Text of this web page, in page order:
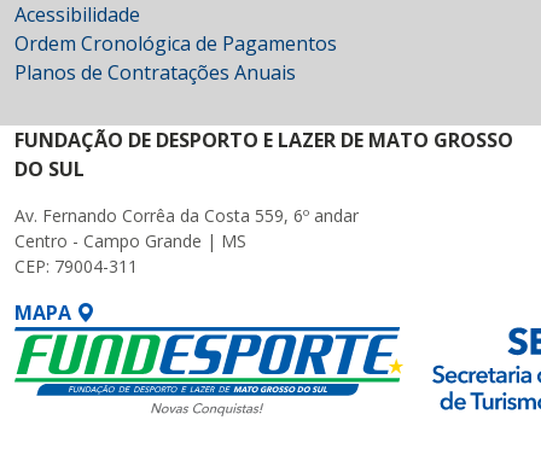
Acessibilidade
Ordem Cronológica de Pagamentos
Planos de Contratações Anuais
FUNDAÇÃO DE DESPORTO E LAZER DE MATO GROSSO
DO SUL
Av. Fernando Corrêa da Costa 559, 6º andar
Centro - Campo Grande | MS
CEP: 79004-311
MAPA